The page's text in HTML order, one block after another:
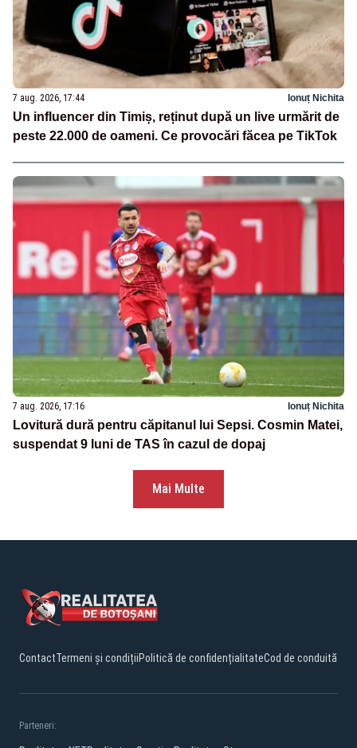
7 aug. 2026, 17:44 Ionuț Nichita
Un influencer din Timiș, reținut după un live urmărit de
peste 22.000 de oameni. Ce provocări făcea pe TikTok
7 aug. 2026, 17:16 Ionuț Nichita
Lovitură dură pentru căpitanul lui Sepsi. Cosmin Matei,
suspendat 9 luni de TAS în cazul de dopaj
Mai Multe
ContactTermeni și condițiiPolitică de confidențialitateCod de conduită
Parteneri: